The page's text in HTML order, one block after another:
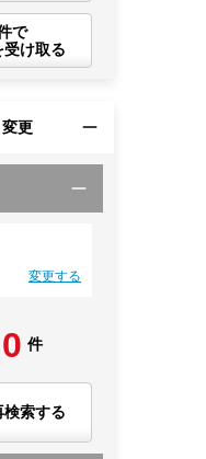
で
受け取る
更
変更する
0 件
検索する